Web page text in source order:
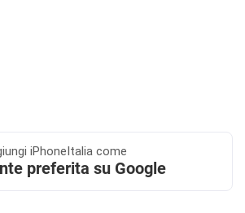
iPhoneItalia come
preferita su Google